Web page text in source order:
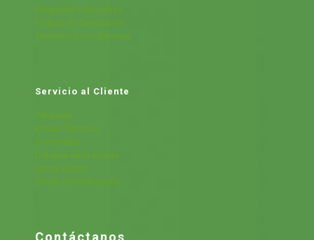
Preguntas Frecuentes
Política de Devolución
Términos y condiciones
Servicio al Cliente
Cátalogo
Fichas Técnicas
Sucursales
Detalles de la cuenta
Cerrar Sesión
Olvide mi contraseña
Contáctanos